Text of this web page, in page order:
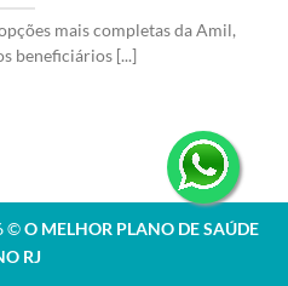
mais completas da Amil,
beneficiários [...]
©O MELHOR PLANO DE SAÚDE
RJ